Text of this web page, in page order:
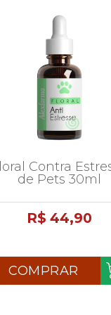
Contra
de Pets 30ml
R$ 44,90
COMPRAR